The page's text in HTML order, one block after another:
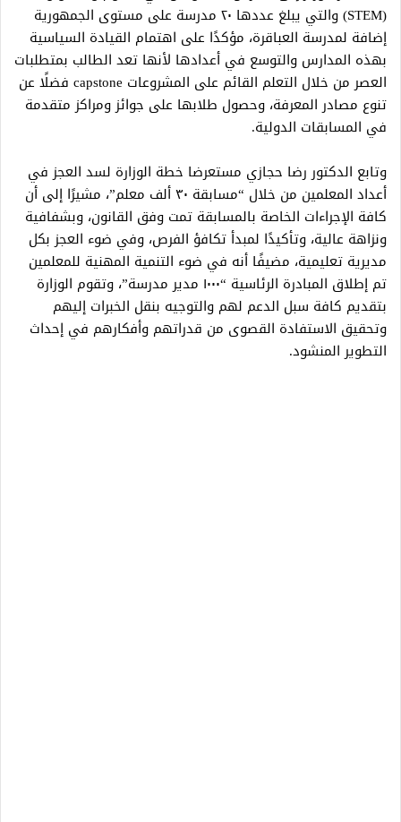
(STEM) والتي يبلغ عددها ٢٠ مدرسة على مستوى الجمهورية
إضافة لمدرسة العباقرة، مؤكدًا على اهتمام القيادة السياسية
بهذه المدارس والتوسع في أعدادها لأنها تعد الطالب بمتطلبات
العصر من خلال التعلم القائم على المشروعات capstone فضلًا عن
تنوع مصادر المعرفة، وحصول طلابها على جوائز ومراكز متقدمة
في المسابقات الدولية.
وتابع الدكتور رضا حجازي مستعرضا خطة الوزارة لسد العجز في
أعداد المعلمين من خلال “مسابقة ٣٠ ألف معلم”، مشيرًا إلى أن
كافة الإجراءات الخاصة بالمسابقة تمت وفق القانون، وبشفافية
ونزاهة عالية، وتأكيدًا لمبدأ تكافؤ الفرص، وفي ضوء العجز بكل
مديرية تعليمية، مضيفًا أنه في ضوء التنمية المهنية للمعلمين
تم إطلاق المبادرة الرئاسية “١٠٠٠ مدير مدرسة”، وتقوم الوزارة
بتقديم كافة سبل الدعم لهم والتوجيه بنقل الخبرات إليهم
وتحقيق الاستفادة القصوى من قدراتهم وأفكارهم في إحداث
التطوير المنشود.